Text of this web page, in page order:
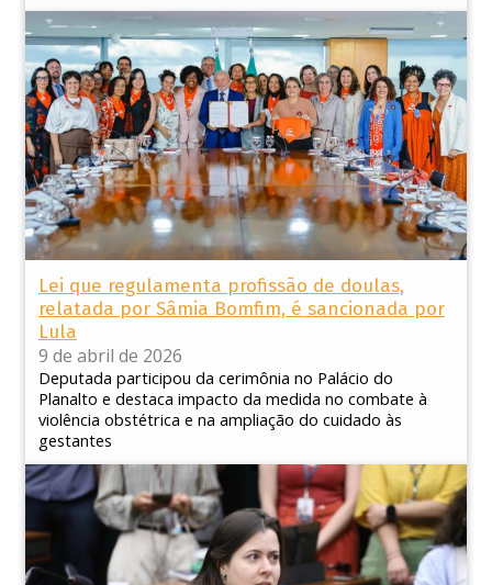
Lei que regulamenta profissão de doulas,
relatada por Sâmia Bomfim, é sancionada por
Lula
9 de abril de 2026
Deputada participou da cerimônia no Palácio do
Planalto e destaca impacto da medida no combate à
violência obstétrica e na ampliação do cuidado às
gestantes